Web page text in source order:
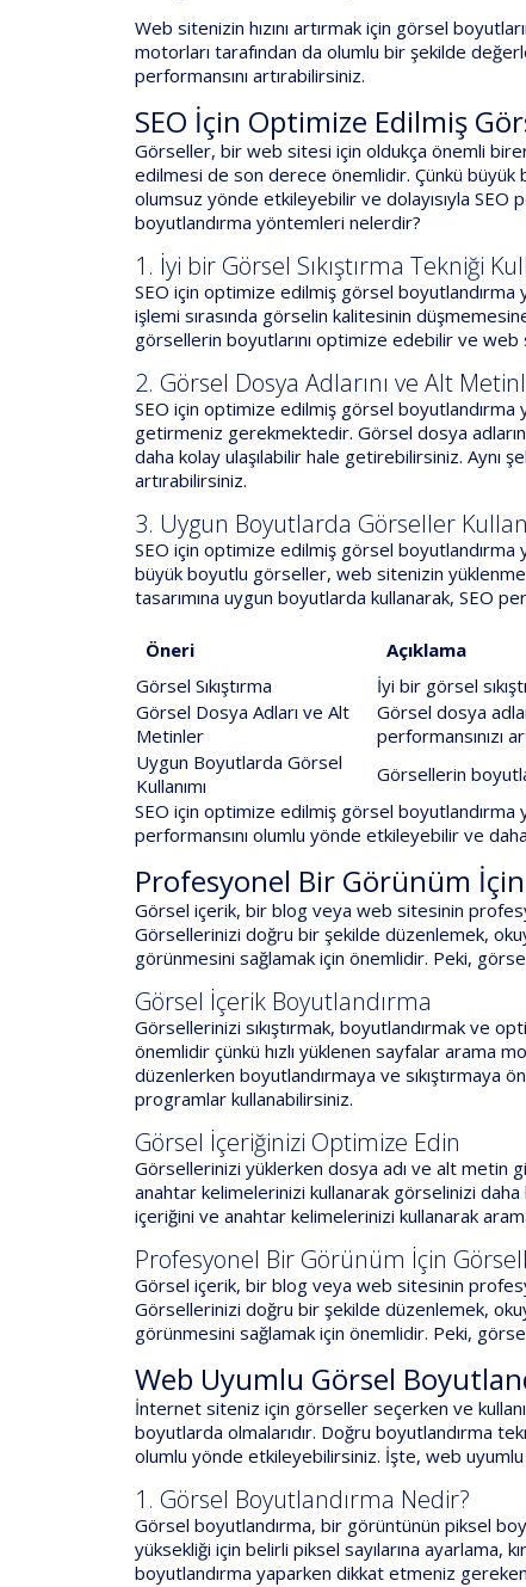
Web sitenizin hızını artırmak için görsel
motorları tarafından da olumlu bir şekilde
performansını artırabilirsiniz.
SEO İçin Optimize Edilmiş
Görseller, bir web sitesi için oldukça önemli birer
edilmesi de son derece önemlidir. Çünkü büyük
olumsuz yönde etkileyebilir ve dolayısıyla SEO
boyutlandırma yöntemleri nelerdir?
1. İyi bir Görsel Sıkıştırma Tekniği
SEO için optimize edilmiş görsel boyutlandırma
işlemi sırasında görselin kalitesinin
görsellerin boyutlarını optimize edebilir ve web
2. Görsel Dosya Adlarını ve Alt
SEO için optimize edilmiş görsel
getirmeniz gerekmektedir. Görsel dosya
daha kolay ulaşılabilir hale getirebilirsiniz. Aynı
artırabilirsiniz.
3. Uygun Boyutlarda Görseller
SEO için optimize edilmiş görsel
büyük boyutlu görseller, web sitenizin
tasarımına uygun boyutlarda kullanarak, SEO
Öneri
Açıklama
Görsel Sıkıştırma
İyi bir görsel
Görsel Dosya Adları ve Alt
Metinler
Görsel dosya
performansınızı
Uygun Boyutlarda Görsel
Kullanımı
Görsellerin
SEO için optimize edilmiş görsel
performansını olumlu yönde etkileyebilir ve
Profesyonel Bir Görünüm
Görsel içerik, bir blog veya web sitesinin
Görsellerinizi doğru bir şekilde düzenlemek,
görünmesini sağlamak için önemlidir. Peki,
Görsel İçerik Boyutlandırma
Görsellerinizi sıkıştırmak, boyutlandırmak ve
önemlidir çünkü hızlı yüklenen sayfalar arama
düzenlerken boyutlandırmaya ve sıkıştırmaya
programlar kullanabilirsiniz.
Görsel İçeriğinizi Optimize Edin
Görsellerinizi yüklerken dosya adı ve alt metin
anahtar kelimelerinizi kullanarak görselinizi
içeriğini ve anahtar kelimelerinizi kullanarak
Profesyonel Bir Görünüm İçin
Görsel içerik, bir blog veya web sitesinin
Görsellerinizi doğru bir şekilde düzenlemek,
görünmesini sağlamak için önemlidir. Peki,
Web Uyumlu Görsel
İnternet siteniz için görseller seçerken ve
boyutlarda olmalarıdır. Doğru boyutlandırma
olumlu yönde etkileyebilirsiniz. İşte, web
1. Görsel Boyutlandırma Nedir?
Görsel boyutlandırma, bir görüntünün piksel
yüksekliği için belirli piksel sayılarına ayarlama,
boyutlandırma yaparken dikkat etmeniz